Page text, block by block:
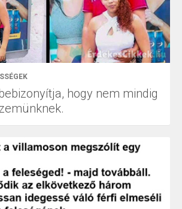
hogy nem mindig